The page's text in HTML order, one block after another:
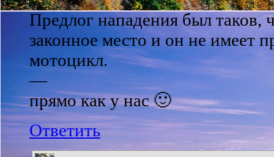
Предлог нападения был таков,
законное место и он не имеет
мотоцикл.
—
прямо как у нас 🙂
Ответить